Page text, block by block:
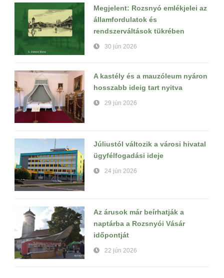
Megjelent: Rozsnyó emlékjelei az
államfordulatok és
rendszerváltások tükrében
30 jún 2026
A kastély és a mauzóleum nyáron
hosszabb ideig tart nyitva
29 jún 2026
Júliustól változik a városi hivatal
ügyfélfogadási ideje
24 jún 2026
Az árusok már beírhatják a
naptárba a Rozsnyói Vásár
időpontját
22 jún 2026